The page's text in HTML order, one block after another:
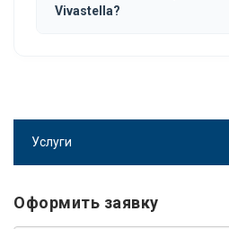
Vivastella?
Услуги
Оформить заявку